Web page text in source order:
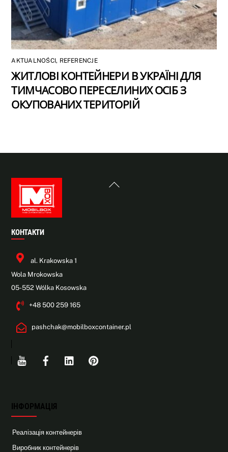
AKTUALNOŚCI, REFERENCJE
ЖИТЛОВІ КОНТЕЙНЕРИ В УКРАЇНІ ДЛЯ
ТИМЧАСОВО ПЕРЕСЕЛИНИХ ОСІБ З
ОКУПОВАНИХ ТЕРИТОРІЙ
Back
КОНТАКТИ
al. Krakowska 1
Wola Mrokowska
05-552 Wólka Kosowska
+48 500 259 165
pashchak@mobilboxcontainer.pl
Youtube Linkedin
ІНФОРМАЦІЯ
Реалізація контейнерів
Виробник контейнерів